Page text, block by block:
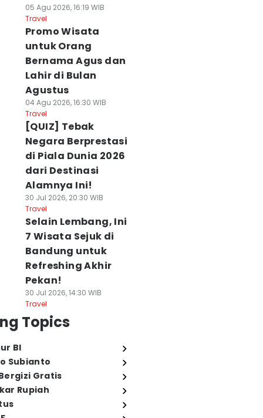
05 Agu 2026, 16:19 WIB
Travel
Promo Wisata
untuk Orang
Bernama Agus dan
Lahir di Bulan
Agustus
04 Agu 2026, 16:30 WIB
Travel
[QUIZ] Tebak
Negara Berprestasi
di Piala Dunia 2026
dari Destinasi
Alamnya Ini!
30 Jul 2026, 20:30 WIB
Travel
Selain Lembang, Ini
7 Wisata Sejuk di
Bandung untuk
Refreshing Akhir
Pekan!
30 Jul 2026, 14:30 WIB
Travel
Topics
BI
Subianto
Gratis
Rupiah